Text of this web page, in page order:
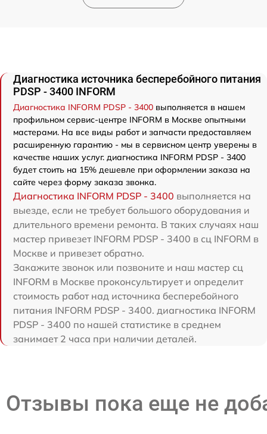
Диагностика источника бесперебойного питания
PDSP - 3400 INFORM
Диагностика INFORM PDSP - 3400 выполняется в нашем
профильном сервис-центре INFORM в Москве опытными
мастерами. На все виды работ и запчасти предоставляем
расширенную гарантию - мы в сервисном центр уверены в
качестве наших услуг. диагностика INFORM PDSP - 3400
будет стоить на 15% дешевле при оформлении заказа на
сайте через форму заказа звонка.
Диагностика INFORM PDSP - 3400 выполняется на
выезде, если не требует большого оборудования и
длительного времени ремонта. В таких случаях наш
мастер привезет INFORM PDSP - 3400 в сц INFORM в
Москве и привезет обратно.
Закажите звонок или позвоните и наш мастер сц
INFORM в Москве проконсультирует и определит
стоимость работ над источника бесперебойного
питания INFORM PDSP - 3400. диагностика INFORM
PDSP - 3400 по нашей статистике в среднем
занимает 2 часа при наличии деталей.
Отзывы пока еще не